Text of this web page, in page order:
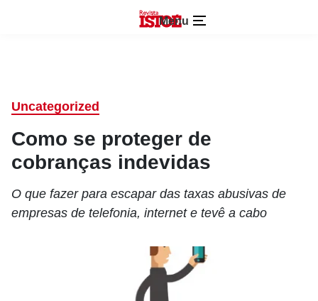
Menu
Uncategorized
Como se proteger de
cobranças indevidas
O que fazer para escapar das taxas abusivas de
empresas de telefonia, internet e tevê a cabo